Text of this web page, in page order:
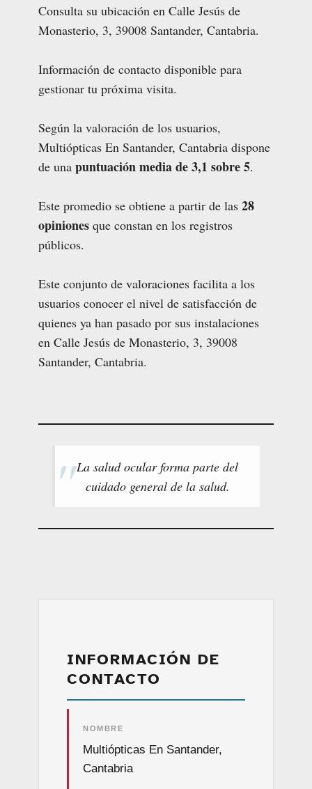
Consulta su ubicación en Calle Jesús de
Monasterio, 3, 39008 Santander, Cantabria.
Información de contacto disponible para
gestionar tu próxima visita.
Según la valoración de los usuarios,
Multiópticas En Santander, Cantabria dispone
de una puntuación media de 3,1 sobre 5.
Este promedio se obtiene a partir de las 28
opiniones que constan en los registros
públicos.
Este conjunto de valoraciones facilita a los
usuarios conocer el nivel de satisfacción de
quienes ya han pasado por sus instalaciones
en Calle Jesús de Monasterio, 3, 39008
Santander, Cantabria.
La salud ocular forma parte del
cuidado general de la salud.
INFORMACIÓN DE
CONTACTO
NOMBRE
Multiópticas En Santander,
Cantabria